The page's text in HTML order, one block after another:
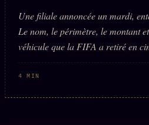
Une filiale annoncée un mardi,
Le nom, le périmètre, le montant
véhicule que la FIFA a retiré en
4 MIN